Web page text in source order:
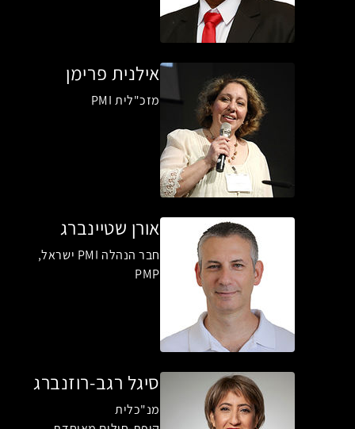
אילנית פרימן
מזכ"לית PMI
אורן שטיינברג
חבר הנהלה PMI ישראל,
PMP
סיגל רגב-רוזנברג
מנ"כלית